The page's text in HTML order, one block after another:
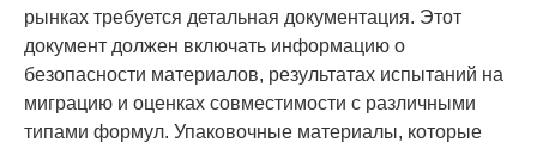
рынках требуется детальная документация. Этот
документ должен включать информацию о
безопасности материалов, результатах испытаний на
миграцию и оценках совместимости с различными
типами формул. Упаковочные материалы, которые